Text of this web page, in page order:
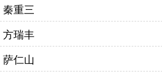
秦重三
方瑞丰
萨仁山